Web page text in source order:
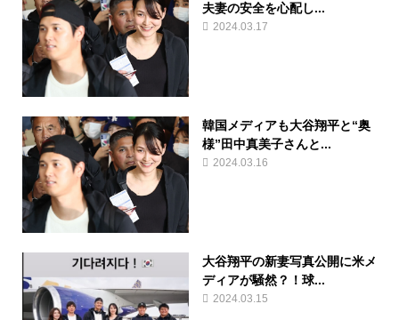
夫妻の安全を心配し...
2024.03.17
韓国メディアも大谷翔平と“奥
様”田中真美子さんと...
2024.03.16
大谷翔平の新妻写真公開に米メ
ディアが騒然？！球...
2024.03.15